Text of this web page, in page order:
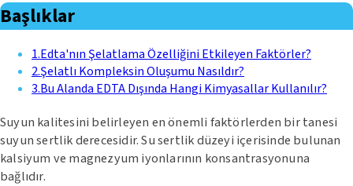
Başlıklar
1.Edta'nın Şelatlama Özelliğini Etkileyen Faktörler?
2.Şelatlı Kompleksin Oluşumu Nasıldır?
3.Bu Alanda EDTA Dışında Hangi Kimyasallar Kullanılır?
Suyun kalitesini belirleyen en önemli faktörlerden bir tanesi
suyun sertlik derecesidir. Su sertlik düzeyi içerisinde bulunan
kalsiyum ve magnezyum iyonlarının konsantrasyonuna
bağlıdır.